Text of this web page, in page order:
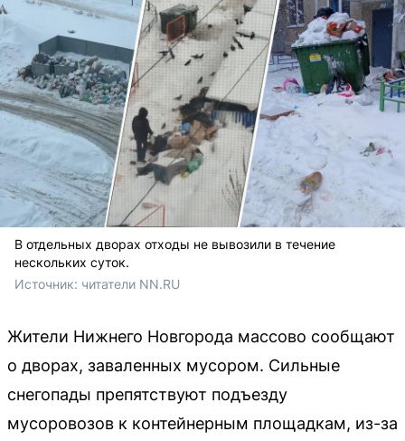
В отдельных дворах отходы не вывозили в течение
нескольких суток.
Источник: читатели NN.RU
Жители Нижнего Новгорода массово сообщают
о дворах, заваленных мусором. Сильные
снегопады препятствуют подъезду
мусоровозов к контейнерным площадкам, из-за